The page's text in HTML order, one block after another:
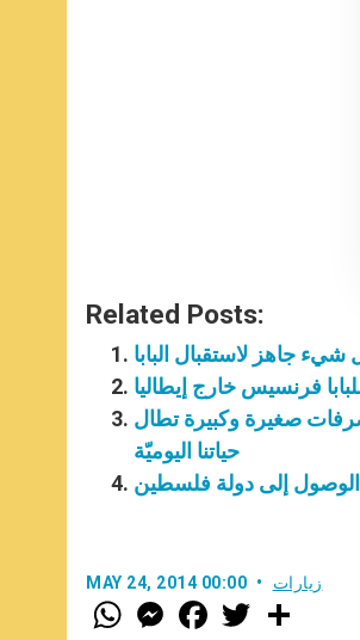
Related Posts:
شيء جاهز لاستقبال البابا
صغيرة وكبيرة تطال
حياتنا اليوميّة
إلى دولة فلسطين
MAY 24, 2014 00:00 زيارات
W
h
M
e
F
a w